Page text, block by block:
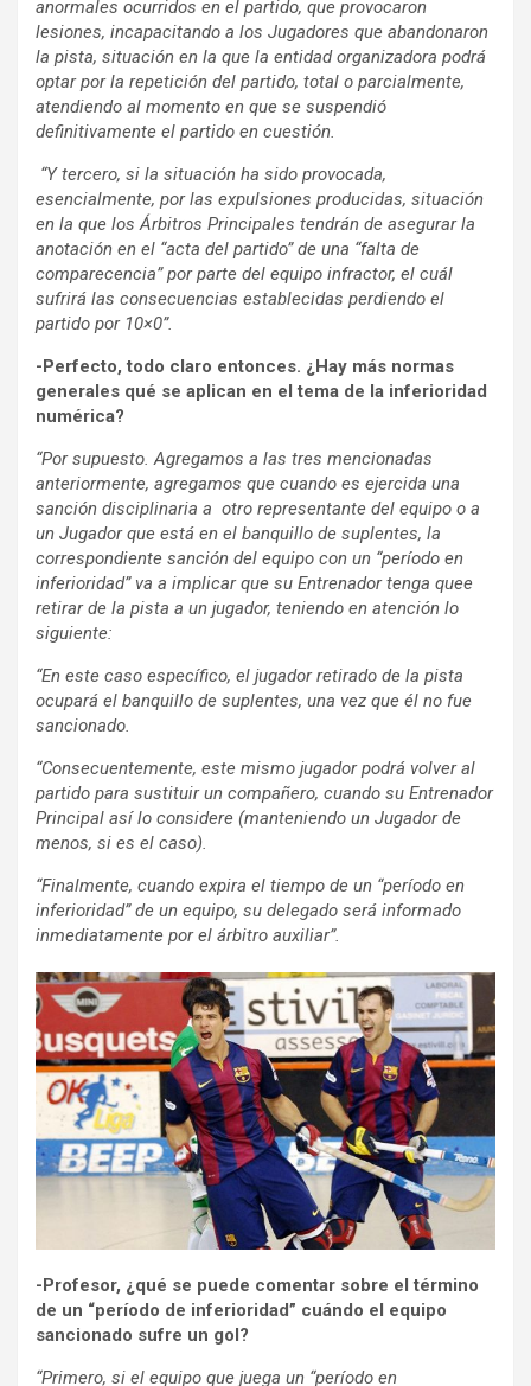
anormales ocurridos en el partido, que provocaron
lesiones, incapacitando a los Jugadores que abandonaron
la pista, situación en la que la entidad organizadora podrá
optar por la repetición del partido, total o parcialmente,
atendiendo al momento en que se suspendió
definitivamente el partido en cuestión.
“Y tercero, si la situación ha sido provocada,
esencialmente, por las expulsiones producidas, situación
en la que los Árbitros Principales tendrán de asegurar la
anotación en el “acta del partido” de una “falta de
comparecencia” por parte del equipo infractor, el cuál
sufrirá las consecuencias establecidas perdiendo el
partido por 10×0”.
-Perfecto, todo claro entonces. ¿Hay más normas
generales qué se aplican en el tema de la inferioridad
numérica?
“Por supuesto. Agregamos a las tres mencionadas
anteriormente, agregamos que cuando es ejercida una
sanción disciplinaria a otro representante del equipo o a
un Jugador que está en el banquillo de suplentes, la
correspondiente sanción del equipo con un “período en
inferioridad” va a implicar que su Entrenador tenga quee
retirar de la pista a un jugador, teniendo en atención lo
siguiente:
“En este caso específico, el jugador retirado de la pista
ocupará el banquillo de suplentes, una vez que él no fue
sancionado.
“Consecuentemente, este mismo jugador podrá volver al
partido para sustituir un compañero, cuando su Entrenador
Principal así lo considere (manteniendo un Jugador de
menos, si es el caso).
“Finalmente, cuando expira el tiempo de un “período en
inferioridad” de un equipo, su delegado será informado
inmediatamente por el árbitro auxiliar”.
-Profesor, ¿qué se puede comentar sobre el término
de un “período de inferioridad” cuándo el equipo
sancionado sufre un gol?
“Primero, si el equipo que juega un “período en